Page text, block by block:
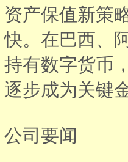
资产保值新策
快。在巴西、
持有数字货币
逐步成为关键
公司要闻